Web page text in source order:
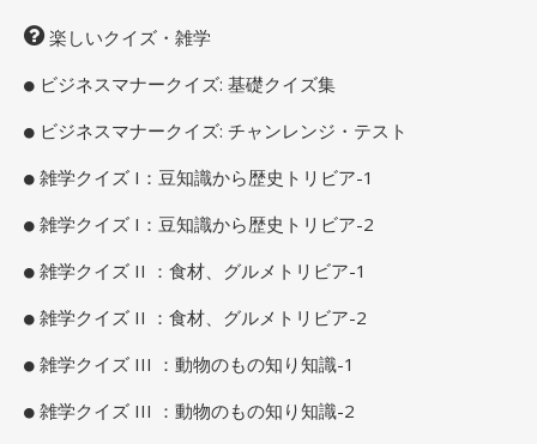
楽しいクイズ・雑学
ビジネスマナークイズ: 基礎クイズ集
ビジネスマナークイズ: チャンレンジ・テスト
雑学クイズ I：豆知識から歴史トリビア-1
雑学クイズ I：豆知識から歴史トリビア-2
雑学クイズ II ：食材、グルメトリビア-1
雑学クイズ II ：食材、グルメトリビア-2
雑学クイズ III ：動物のもの知り知識-1
雑学クイズ III ：動物のもの知り知識-2